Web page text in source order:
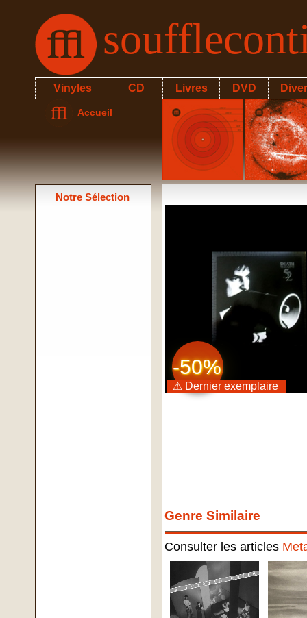
Vinyles CD Livres DVD
Accueil
Notre Sélection
-50%
⚠ Dernier exemplaire
Genre Similaire
Consulter les articles